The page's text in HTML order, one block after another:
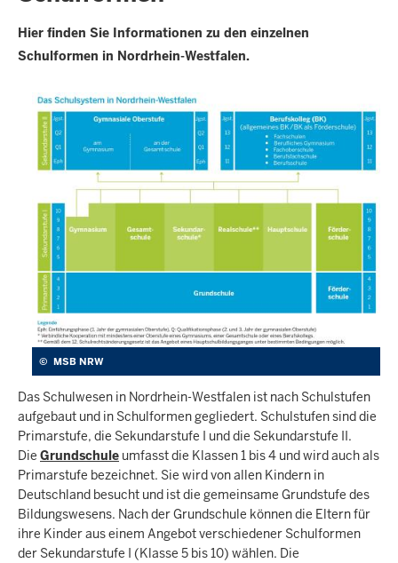
Hier finden Sie Informationen zu den einzelnen
Schulformen in Nordrhein-Westfalen.
© MSB NRW
Das Schulwesen in Nordrhein-Westfalen ist nach Schulstufen
aufgebaut und in Schulformen gegliedert. Schulstufen sind die
Primarstufe, die Sekundarstufe I und die Sekundarstufe II.
Die Grundschule umfasst die Klassen 1 bis 4 und wird auch als
Primarstufe bezeichnet. Sie wird von allen Kindern in
Deutschland besucht und ist die gemeinsame Grundstufe des
Bildungswesens. Nach der Grundschule können die Eltern für
ihre Kinder aus einem Angebot verschiedener Schulformen
der Sekundarstufe I (Klasse 5 bis 10) wählen. Die